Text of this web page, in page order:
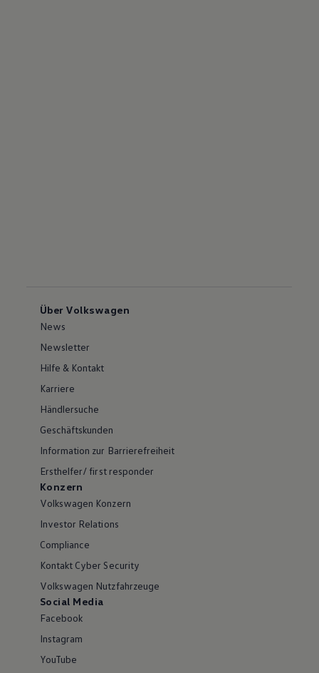
Über Volkswagen
News
Newsletter
Hilfe & Kontakt
Karriere
Händlersuche
Geschäftskunden
Information zur Barrierefreiheit
Ersthelfer/ first responder
Konzern
Volkswagen Konzern
Investor Relations
Compliance
Kontakt Cyber Security
Volkswagen Nutzfahrzeuge
Social Media
Facebook
Instagram
YouTube